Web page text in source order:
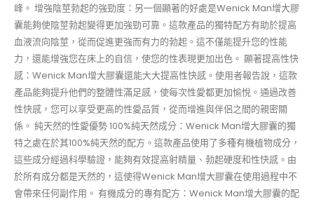
峰。 增強陰莖勃起的強勁度：另一個顯著的好處是Wenick Man增大膠
囊能夠使陰莖勃起變得更加強勁可靠。這款產品的獨特配方有助於提高
血液流向陰莖，從而促進更強而有力的勃起。這不僅能提升您的性能
力，還能增強您在床上的自信，使您的性表現更加出色。 顯著提高性快
感：Wenick Man增大膠囊還能大大提高性快感。使用者報告說，這款
產品能夠提升他們的整體性滿足感，使每次性愛都更加愉悅。通過改善
性快感，您可以享受更高的性愛品質，從而增進與伴侶之間的親密關
係。 純天然的性愛優勢 100%純天然成分：Wenick Man增大膠囊的獨
特之處在於其100%純天然的配方。這款產品使用了多種有機植物成分，
這些成分經過科學驗證，能夠有效提高射精量、勃起硬度和性快感。由
於所有成分都是天然的，這使得Wenick Man增大膠囊在使用過程中不
會帶來任何副作用。 有機成分的專有配方：Wenick Man增大膠囊的配